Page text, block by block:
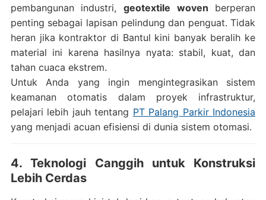
pembangunan industri, geotextile woven berperan
penting sebagai lapisan pelindung dan penguat. Tidak
heran jika kontraktor di Bantul kini banyak beralih ke
material ini karena hasilnya nyata: stabil, kuat, dan
tahan cuaca ekstrem.
Untuk Anda yang ingin mengintegrasikan sistem
keamanan otomatis dalam proyek infrastruktur,
pelajari lebih jauh tentang PT Palang Parkir Indonesia
yang menjadi acuan efisiensi di dunia sistem otomasi.
4. Teknologi Canggih untuk Konstruksi
Lebih Cerdas